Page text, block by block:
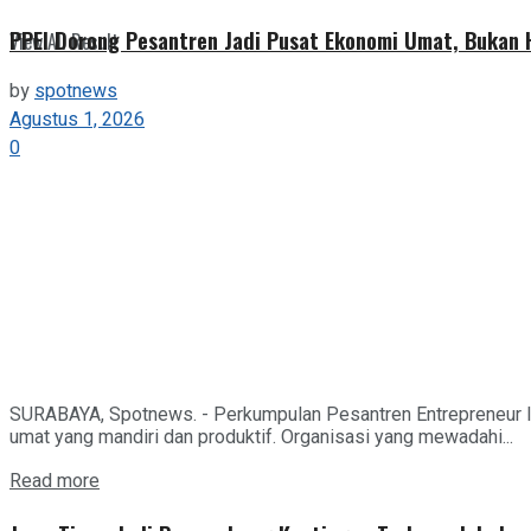
View All Result
PPEI Dorong Pesantren Jadi Pusat Ekonomi Umat, Bukan
byspotnews
Agustus 1, 2026
0
SURABAYA, Spotnews. - Perkumpulan Pesantren
umat yang mandiri dan produktif. Organisasi yang mewadahi...
Read more